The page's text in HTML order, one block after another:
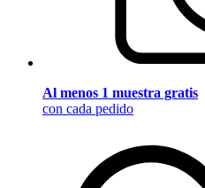
Al menos 1 muestra gratis
con cada pedido